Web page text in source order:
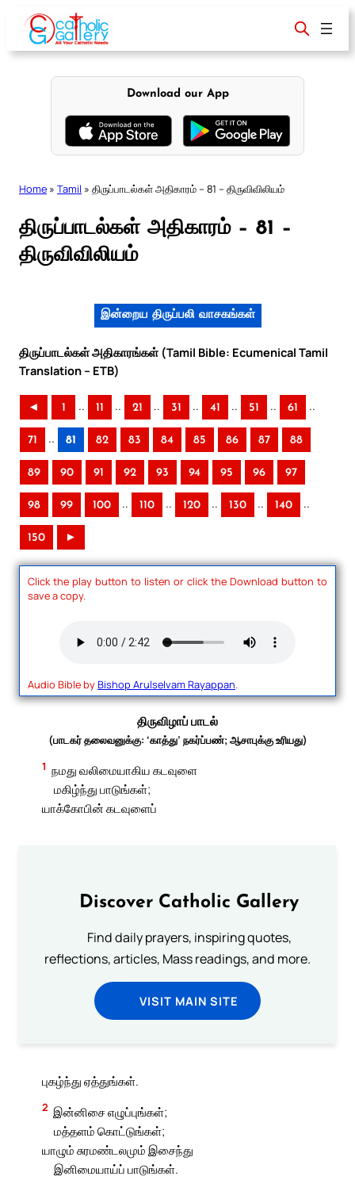
content
Download our App
Home » Tamil » திருப்பாடல்கள் அதிகாரம் – 81 – திருவிவிலியம்
திருப்பாடல்கள் அதிகாரம் – 81 –
திருவிவிலியம்
இன்றைய திருப்பலி வாசகங்கள்
திருப்பாடல்கள் அதிகாரங்கள் (Tamil Bible: Ecumenical Tamil
Translation – ETB)
◄ 1 .. 11 .. 21 .. 31 .. 41 .. 51 .. 61 ..
71 .. 81 82 83 84 85 86 87 88
89 90 91 92 93 94 95 96 97
98 99 100 .. 110 .. 120 .. 130 .. 140 ..
150 ►
Click the play button to listen or click the Download button to
save a copy.
Audio Bible byBishop Arulselvam Rayappan.
திருவிழாப் பாடல்
(பாடகர் தலைவனுக்கு: ‘காத்து’ நகர்ப்பண்; ஆசாபுக்கு உரியது)
1 நமது வலிமையாகிய கடவுளை
மகிழ்ந்து பாடுங்கள்;
யாக்கோபின் கடவுளைப்
Discover Catholic Gallery
Find daily prayers, inspiring quotes,
reflections, articles, Mass readings, and more.
VISIT MAIN SITE
புகழ்ந்து ஏத்துங்கள்.
2 இன்னிசை எழுப்புங்கள்;
மத்தளம் கொட்டுங்கள்;
யாழும் சுரமண்டலமும் இசைந்து
இனிமையாய்ப் பாடுங்கள்.